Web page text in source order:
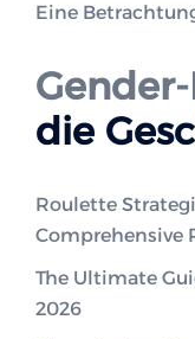
Eine
die
Roulette
Comprehensive
The Ultimate
2026